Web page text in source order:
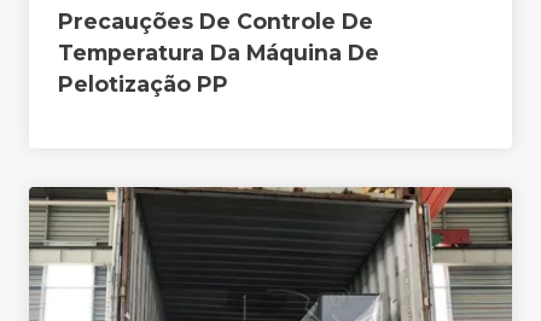
Precauções De Controle De
Temperatura Da Máquina De
Pelotização PP